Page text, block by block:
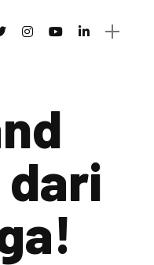
dari